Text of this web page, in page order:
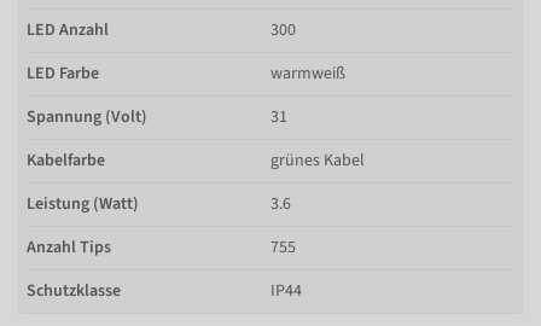
LED Anzahl
300
LED Farbe
warmweiß
Spannung (Volt)
31
Kabelfarbe
grünes Kabel
Leistung (Watt)
3.6
Anzahl Tips
755
Schutzklasse
IP44